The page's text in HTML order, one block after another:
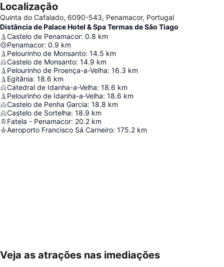
Localização
Quinta do Cafalado, 6090-543, Penamacor, Portugal
Distância de Palace Hotel & Spa Termas de São Tiago
Castelo de Penamacor: 0.8 km
Penamacor: 0.9 km
Pelourinho de Monsanto: 14.5 km
Castelo de Monsanto: 14.9 km
Pelourinho de Proença-a-Velha: 16.3 km
Egitânia: 18.6 km
Catedral de Idanha-a-Velha: 18.6 km
Pelourinho de Idanha-a-Velha: 18.6 km
Castelo de Penha Garcia: 18.8 km
Castelo de Sortelha: 18.9 km
Fatela - Penamacor: 20.2 km
Aeroporto Francisco Sá Carneiro: 175.2 km
Ampliar mapa
Veja as atrações nas imediações